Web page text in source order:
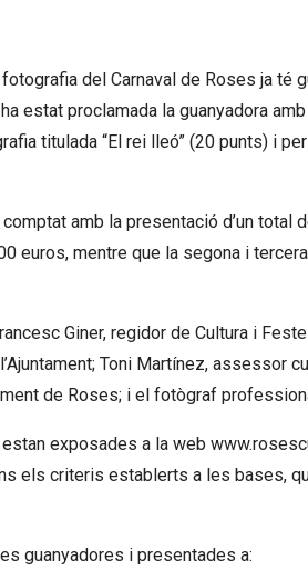
del Carnaval de Roses ja té
estat proclamada la guanyadora
titulada “El rei lleó” (20 punts) i
comptat amb la presentació d’un
euros, mentre que la segona i
Giner, regidor de Cultura i
Toni Martínez, assessor
de Roses; i el fotògraf
exposades a la web
els criteris establerts a les bases,
guanyadores i presentades a: